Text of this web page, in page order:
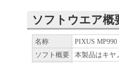
ソフトウエア概
名称
PIXUS MP990
ソフト概要
本製品はキヤ